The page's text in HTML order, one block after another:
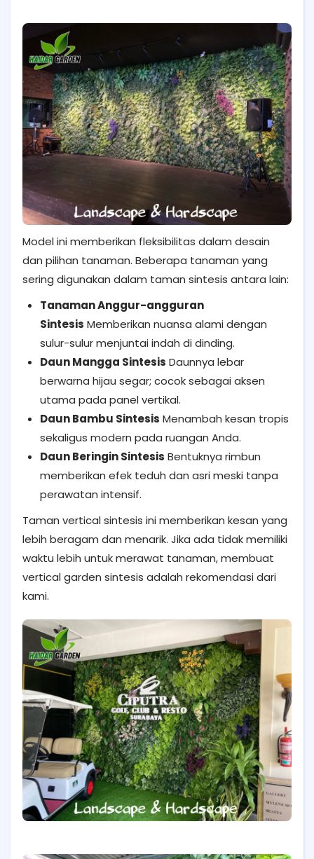
Model ini memberikan fleksibilitas dalam desain
dan pilihan tanaman. Beberapa tanaman yang
sering digunakan dalam taman sintesis antara lain:
Tanaman Anggur-angguran
Sintesis Memberikan nuansa alami dengan
sulur-sulur menjuntai indah di dinding.
Daun Mangga Sintesis Daunnya lebar
berwarna hijau segar; cocok sebagai aksen
utama pada panel vertikal.
Daun Bambu Sintesis Menambah kesan tropis
sekaligus modern pada ruangan Anda.
Daun Beringin Sintesis Bentuknya rimbun
memberikan efek teduh dan asri meski tanpa
perawatan intensif.
Taman vertical sintesis ini memberikan kesan yang
lebih beragam dan menarik. Jika ada tidak memiliki
waktu lebih untuk merawat tanaman, membuat
vertical garden sintesis adalah rekomendasi dari
kami.